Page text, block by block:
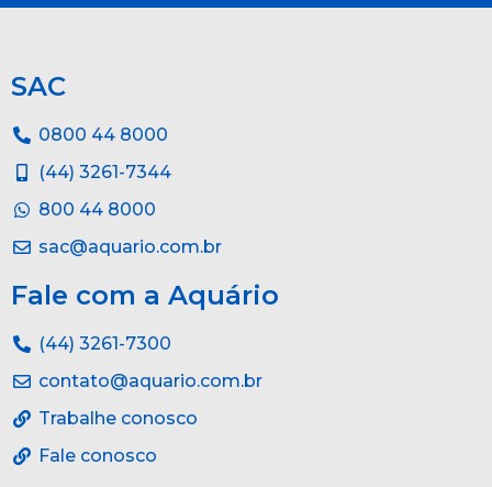
SAC
0800 44 8000
(44) 3261-7344
800 44 8000
sac@aquario.com.br
Fale com a Aquário
(44) 3261-7300
contato@aquario.com.br
Trabalhe conosco
Fale conosco